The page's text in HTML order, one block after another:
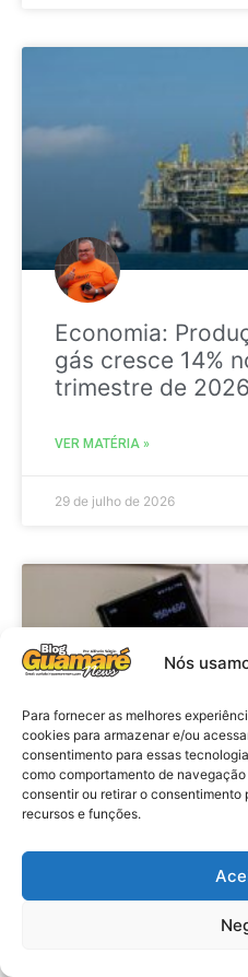
Nós
Para fornecer as melhores
cookies para armazenar e/ou
consentimento para essas
como comportamento de
consentir ou retirar o
recursos e funções.
Economia:
gás cresce 14%
trimestre de 2026
VER MATÉRIA »
29 de julho de 2026
Economia: Prazo
Programa
prorrogado